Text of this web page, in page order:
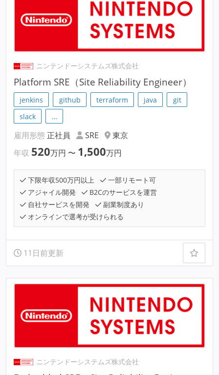
ニンテンドーシステムズ株式会社
Platform SRE（Site Reliability Engineer）
jenkins github terraform java
git
slack
…
雇用形態 正社員 SRE
東京
年収 520万円 〜 1,500万円
下限年収500万円以上
一部リモート可
アジャイル開発
B2Cのサービスを運営
自社サービスを開発
副業制度あり
オンラインで選考が受けられる
11日前更新
ニンテンドーシステムズ株式会社